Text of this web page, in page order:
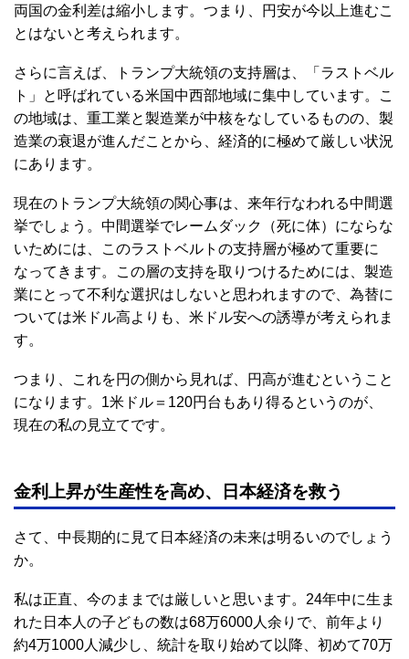
両国の金利差は縮小します。つまり、円安が今以上進むこ
とはないと考えられます。
さらに言えば、トランプ大統領の支持層は、「ラストベル
ト」と呼ばれている米国中西部地域に集中しています。こ
の地域は、重工業と製造業が中核をなしているものの、製
造業の衰退が進んだことから、経済的に極めて厳しい状況
にあります。
現在のトランプ大統領の関心事は、来年行なわれる中間選
挙でしょう。中間選挙でレームダック（死に体）にならな
いためには、このラストベルトの支持層が極めて重要に
なってきます。この層の支持を取りつけるためには、製造
業にとって不利な選択はしないと思われますので、為替に
ついては米ドル高よりも、米ドル安への誘導が考えられま
す。
つまり、これを円の側から見れば、円高が進むということ
になります。1米ドル＝120円台もあり得るというのが、
現在の私の見立てです。
金利上昇が生産性を高め、日本経済を救う
さて、中長期的に見て日本経済の未来は明るいのでしょう
か。
私は正直、今のままでは厳しいと思います。24年中に生ま
れた日本人の子どもの数は68万6000人余りで、前年より
約4万1000人減少し、統計を取り始めて以降、初めて70万